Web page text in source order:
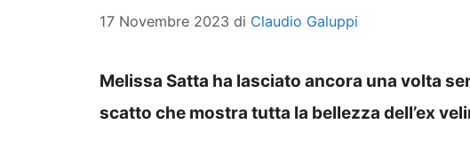
17 Novembre 2023 di Claudio Galuppi
Melissa Satta ha lasciato ancora una volta
scatto che mostra tutta la bellezza dell’ex